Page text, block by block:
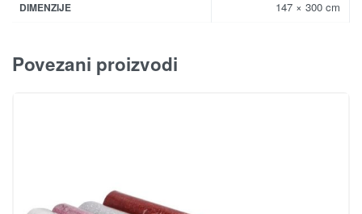
DIMENZIJE 147 × 300 cm
Povezani proizvodi